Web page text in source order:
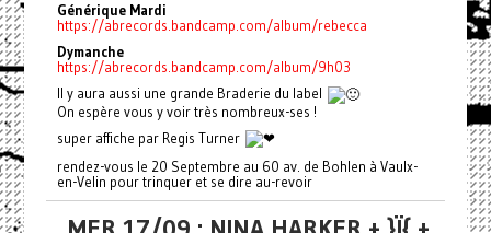
Générique Mardi
https://abrecords.bandcamp.com/album/rebecca
Dymanche
https://abrecords.bandcamp.com/album/9h03
Il y aura aussi une grande Braderie du label
On espère vous y voir très nombreux-ses !
super affiche par Regis Turner
rendez-vous le 20 Septembre au 60 av. de Bohlen à Vaulx-
en-Velin pour trinquer et se dire au-revoir